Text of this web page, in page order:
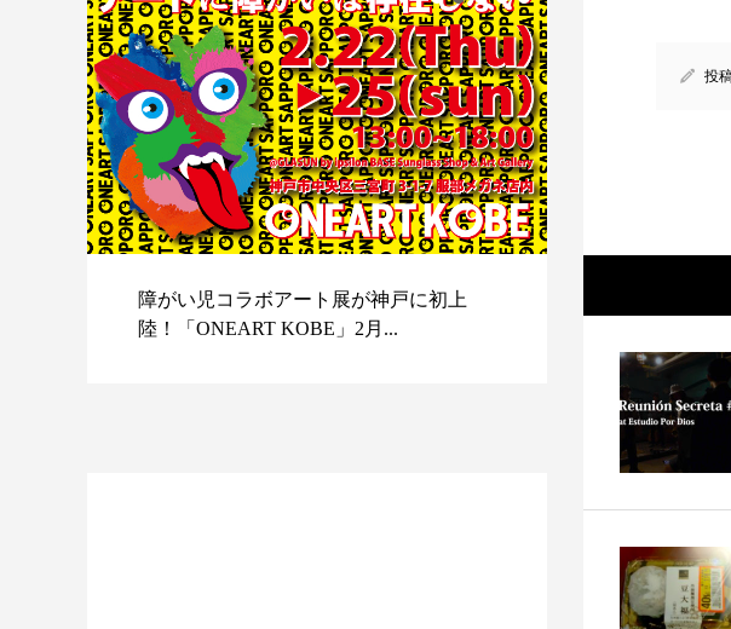
投
障がい児コラボアート展が神戸に初上
陸！「ONEART KOBE」2月...
映画レビュー
反対ムーヴの